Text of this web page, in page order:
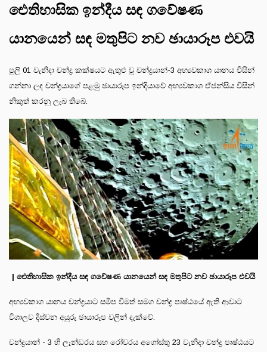
ඓතිහාසික ඉන්දීය සඳ ගවේෂණ
යානයෙන් සඳ මතුපිට නව ඡායාරූප එවයි
පූලි 01 වැනිදා චන්ද්‍ර කක්ෂයට ඇතුළු වූ චන්ද්‍රයාන්-3 අභ්‍යවකාශ යානය විසින්
ගන්නා ලද චන්ද්‍රයාගේ පළමු ඡායාරූප ඉන්දියාවේ අභ්‍යවකාශ ඒජන්සිය විසින්
නිකුත් කරනු ලැබ තිබේ.
| ඓතිහාසික ඉන්දීය සඳ ගවේෂණ යානයෙන් සඳ මතුපිට නව ඡායාරූප එවයි
අභ්‍යවකාශ යානය චන්ද්‍රයාට සමීප වීමත් සමග චන්ද්‍ර පෘෂ්ඨයේ ඇති ආවාට
විශාලව දිස්වන අයුරු ඡායාරූප වලින් දැක්වේ.
චන්ද්‍රයාන් - 3 හි ලෑන්ඩරය සහ රෝවරය අගෝස්තු 23 වැනිදා චන්ද්‍ර පෘෂ්ඨයට